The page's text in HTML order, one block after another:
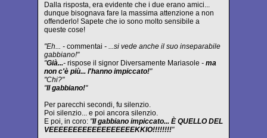
Dalla risposta, era evidente che i due erano amici...
dunque bisognava fare la massima attenzione a non
offenderlo! Sapete che io sono molto sensibile a
queste cose!
"Eh... - commentai - ...si vede anche il suo inseparabile
gabbiano!"
"Già...- rispose il signor Diversamente Mariasole - ma
non c'è più... l'hanno impiccato!"
"Chi?"
"Il gabbiano!"
Per parecchi secondi, fu silenzio.
Poi silenzio... e poi ancora silenzio.
E poi, in coro: "Il gabbiano impiccato... È QUELLO DEL
VEEEEEEEEEEEEEEEEEEKKIO!!!!!!!!"